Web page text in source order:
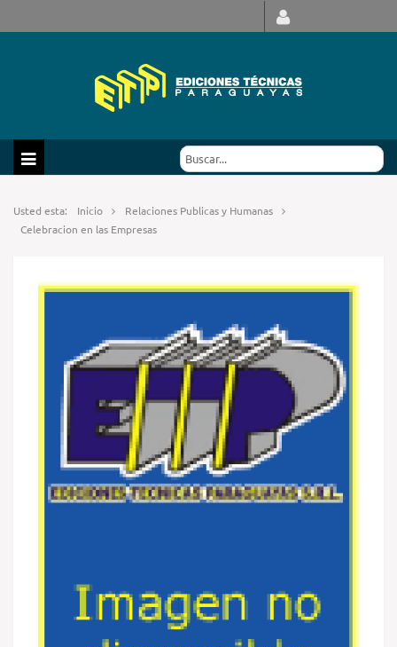
Usted esta: Inicio
Relaciones Publicas y Humanas
Celebracion en las Empresas